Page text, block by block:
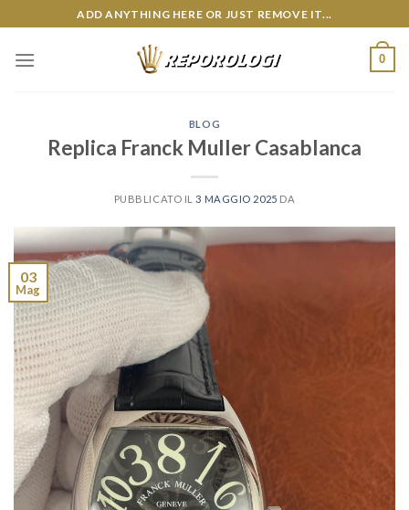
to
content
ADD ANYTHING HERE OR JUST REMOVE IT...
0
BLOG
Replica Franck Muller Casablanca
PUBBLICATO IL3 MAGGIO 2025 DA
03
Mag